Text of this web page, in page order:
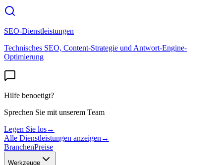
SEO-Dienstleistungen
Technisches SEO, Content-Strategie und Antwort-Engine-
Optimierung
Hilfe benoetigt?
Sprechen Sie mit unserem Team
Legen Sie los→
Alle Dienstleistungen anzeigen →
BranchenPreise
Werkzeuge